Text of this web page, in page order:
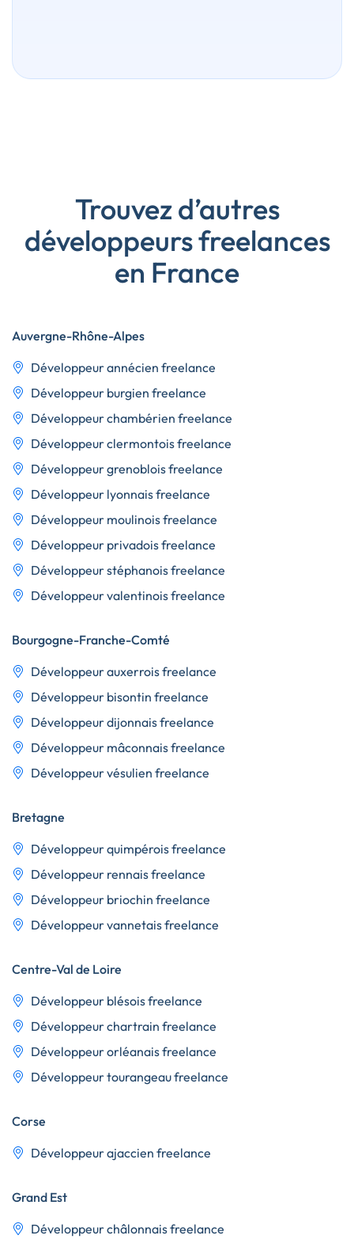
Trouvez d’autres
développeurs freelances
en France
Auvergne-Rhône-Alpes
Développeur annécien freelance
Développeur burgien freelance
Développeur chambérien freelance
Développeur clermontois freelance
Développeur grenoblois freelance
Développeur lyonnais freelance
Développeur moulinois freelance
Développeur privadois freelance
Développeur stéphanois freelance
Développeur valentinois freelance
Bourgogne-Franche-Comté
Développeur auxerrois freelance
Développeur bisontin freelance
Développeur dijonnais freelance
Développeur mâconnais freelance
Développeur vésulien freelance
Bretagne
Développeur quimpérois freelance
Développeur rennais freelance
Développeur briochin freelance
Développeur vannetais freelance
Centre-Val de Loire
Développeur blésois freelance
Développeur chartrain freelance
Développeur orléanais freelance
Développeur tourangeau freelance
Corse
Développeur ajaccien freelance
Grand Est
Développeur châlonnais freelance